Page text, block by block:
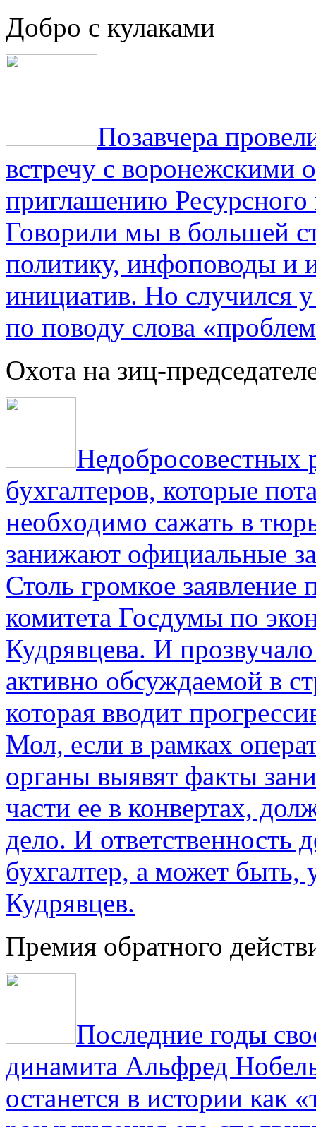
Добро с кулаками
Позавчера
встречу с воронежскими
приглашению
Говорили мы в большей
политику, инфоповоды
инициатив. Но случился
по поводу слова
Охота на зиц-
Недобросовестных
бухгалтеров, которые
необходимо сажать в
занижают официальные
Столь громкое заявление
комитета Госдумы по
Кудрявцева. И
активно обсуждаемой в
которая вводит
Мол, если в рамках
органы выявят факты
части ее в конвертах,
дело. И ответственность
бухгалтер, а может быть,
Кудрявцев.
Премия обратного
Последние годы
динамита Альфред
останется в истории как